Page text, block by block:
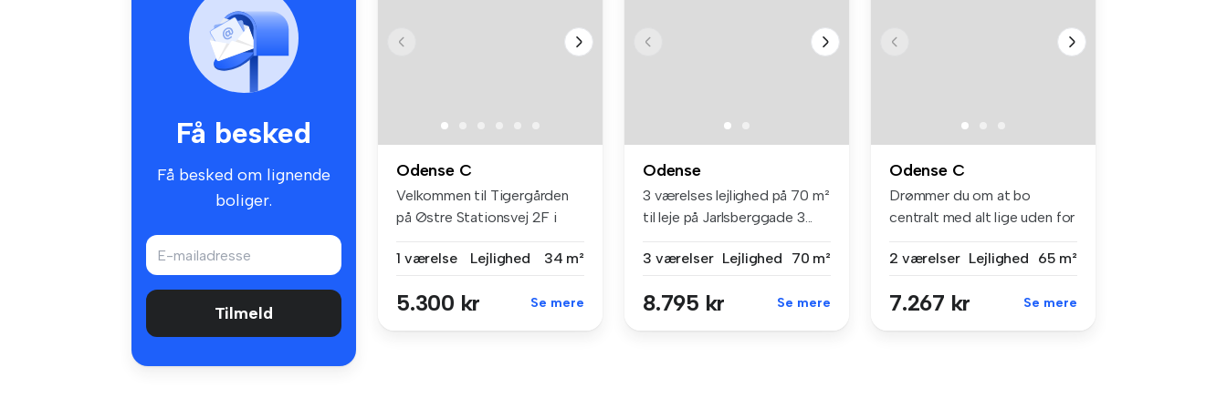
Få besked
Få besked om lignende
boliger.
Tilmeld
Odense C
Velkommen til Tigergården
på Østre Stationsvej 2F i
1 værelse
Lejlighed 34 m²
5.300 kr Se mere
Odense
3 værelses lejlighed på 70 m²
til leje på Jarlsberggade 3...
3 værelser Lejlighed 70 m²
8.795 kr Se mere
Odense C
Drømmer du om at bo
centralt med alt lige uden for
2 værelser Lejlighed 65 m²
7.267 kr Se mere